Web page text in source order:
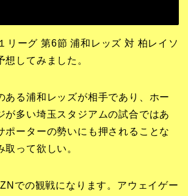
リーグ 第6節 浦和レッズ 対 柏レイソ
想してみました。
ある浦和レッズが相手であり、ホー
が多い埼玉スタジアムの試合ではあ
ポーターの勢いにも押されることな
取って欲しい。
での観戦になります。アウェイゲー